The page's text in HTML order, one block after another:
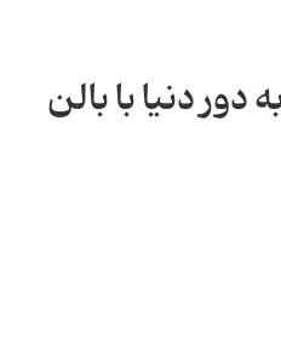
دنیا با بالن